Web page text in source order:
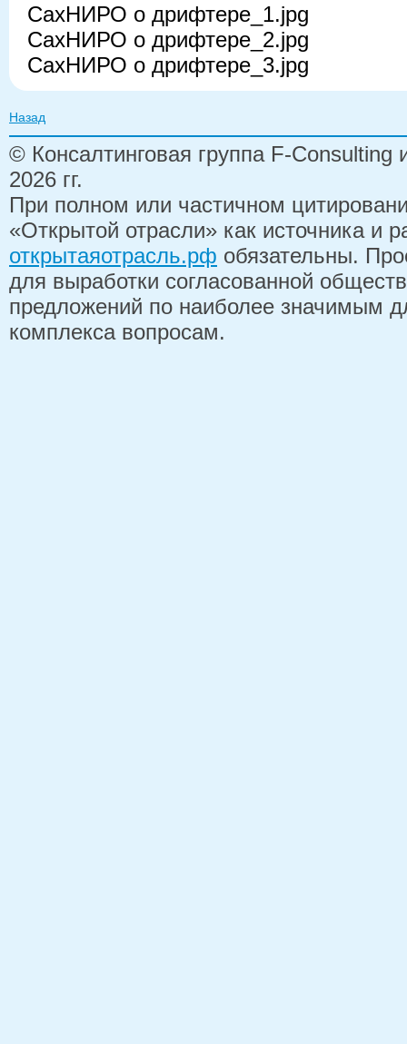
СахНИРО о дрифтере_1.jpg
СахНИРО о дрифтере_2.jpg
СахНИРО о дрифтере_3.jpg
Назад
© Консалтинговая группа F-
2026 гг.
При полном или частичном
«Открытой отрасли» как источника и
открытаяотрасль.рф обязательны.
для выработки согласованной
предложений по наиболее значимым
комплекса вопросам.